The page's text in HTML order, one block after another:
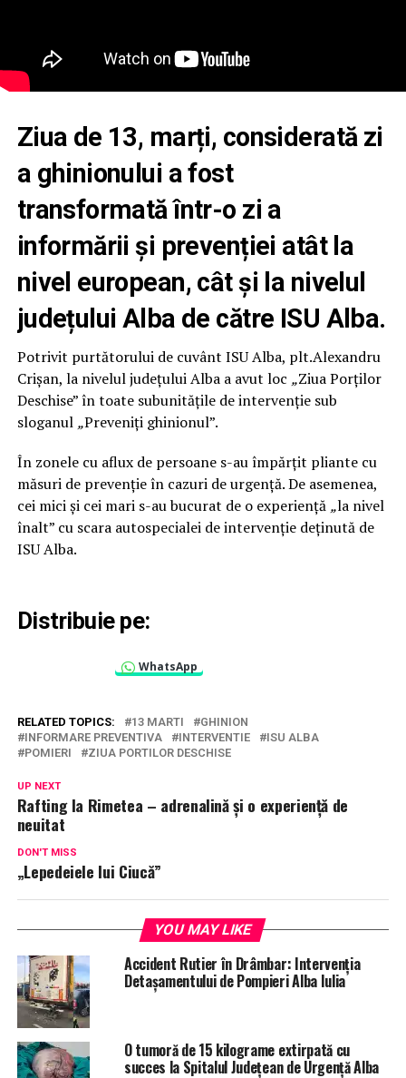
Ziua de 13, marți, considerată zi
a ghinionului a fost
transformată într-o zi a
informării și prevenției atât la
nivel european, cât și la nivelul
județului Alba de către ISU Alba.
Potrivit purtătorului de cuvânt ISU Alba, plt.Alexandru
Crișan, la nivelul județului Alba a avut loc „Ziua Porților
Deschise” în toate subunitățile de intervenție sub
sloganul „Preveniți ghinionul”.
În zonele cu aflux de persoane s-au împărțit pliante cu
măsuri de prevenție în cazuri de urgență. De asemenea,
cei mici și cei mari s-au bucurat de o experiență „la nivel
înalt” cu scara autospecialei de intervenție deținută de
ISU Alba.
Distribuie pe:
WhatsApp
RELATED TOPICS: 13 MARTI
GHINION
INFORMARE PREVENTIVA
INTERVENTIE
ISU ALBA
POMIERI
ZIUA PORTILOR DESCHISE
UP NEXT
Rafting la Rimetea – adrenalină și o experiență de
neuitat
DON'T MISS
„Lepedeiele lui Ciucă”
YOU MAY LIKE
Accident Rutier în Drâmbar: Intervenția
Detașamentului de Pompieri Alba Iulia
O tumoră de 15 kilograme extirpată cu
succes la Spitalul Județean de Urgență Alba